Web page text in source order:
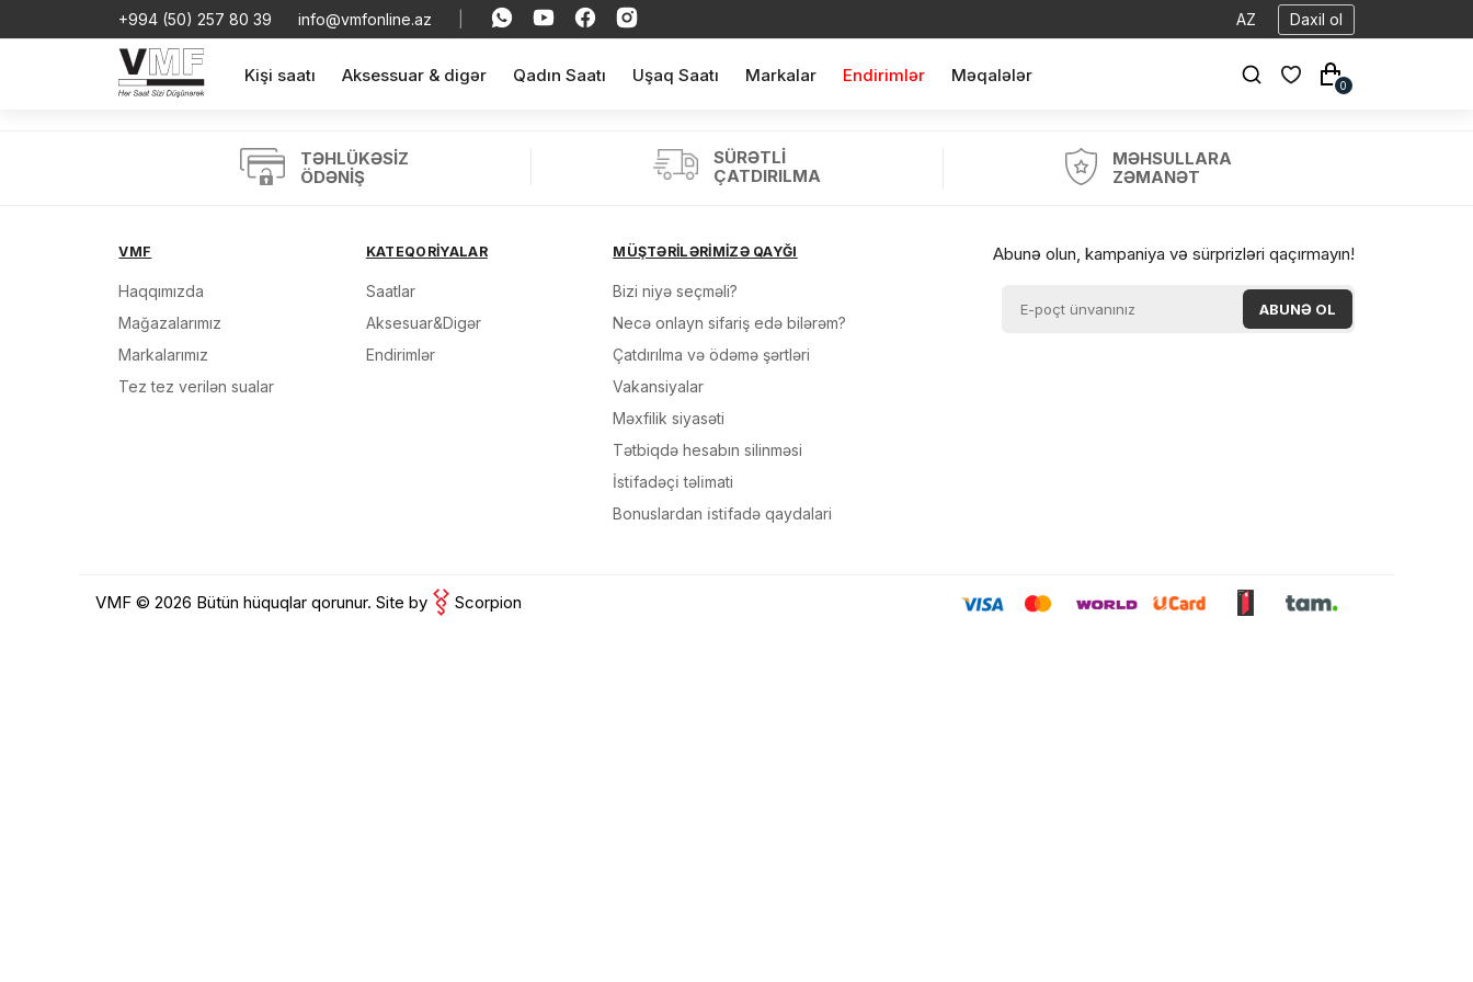
+994 (50) 257 80 39 info@vmfonline.az AZ Daxil ol
Kişi saatı Aksessuar & digər Qadın Saatı Uşaq Saatı Markalar Endirimlər Məqalələr
0
Məhsul(lar) səbətə əlavə edildi
Sifarişin detalları
Çatdırılma
TƏHLÜKƏSIZ
ÖDƏNIŞ
SÜRƏTLI
ÇATDIRILMA
MƏHSULLARA
ZƏMANƏT
VMF
Haqqımızda
Mağazalarımız
Markalarımız
Tez tez verilən sualar
KATEQORİYALAR
Saatlar
Aksesuar&Digər
Endirimlər
MÜŞTƏRİLƏRİMİZƏ QAYĞI
Bizi niyə seçməli?
Necə onlayn sifariş edə bilərəm?
Çatdırılma və ödəmə şərtləri
Vakansiyalar
Məxfilik siyasəti
Tətbiqdə hesabın silinməsi
İsti̇fadəçi̇ təli̇mati
Bonuslardan i̇sti̇fadə qaydalari
Abunə olun, kampaniya və sürprizləri qaçırmayın!
VMF © 2026 Bütün hüquqlar qorunur. Site by Scorpion